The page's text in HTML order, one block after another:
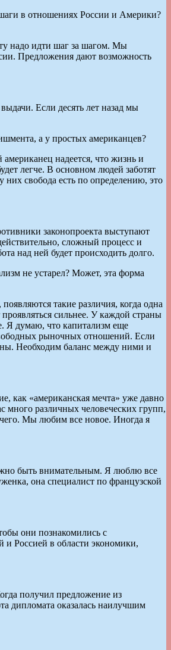
в отношениях России и Америки?
надо идти шаг за шагом. Мы
Предложения дают возможность
Если десять лет назад мы
а у простых американцев?
надеется, что жизнь и
легче. В основном людей заботят
свобода есть по определению, это
законопроекта выступают
сложный процесс и
над ней будет происходить долго.
не устарел? Может, эта форма
такие различия, когда одна
сильнее. У каждой страны
Я думаю, что капитализм еще
рыночных отношений. Если
Необходим баланс между ними и
как «американская мечта» уже давно
много различных человеческих групп,
чего. Мы любим все новое. Иногда я
быть внимательным. Я люблю все
она специалист по французской
они познакомились с
Россией в области экономики,
получил предложение из
дипломата оказалась наилучшим